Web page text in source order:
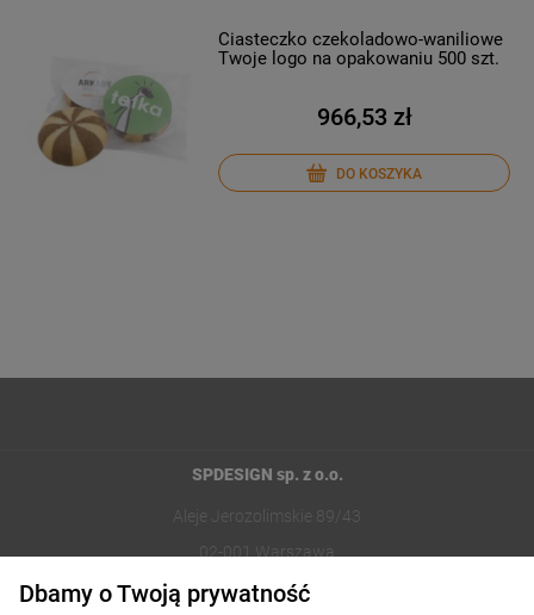
Ciasteczko czekoladowo-waniliowe
Twoje logo na opakowaniu 500 szt.
966,53 zł
DO KOSZYKA
SPDESIGN sp. z o.o.
Aleje Jerozolimskie 89/43
02-001 Warszawa
Dbamy o Twoją prywatność